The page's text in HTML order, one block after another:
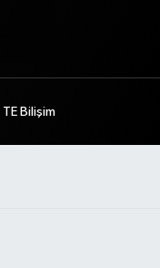
TE Bilişim